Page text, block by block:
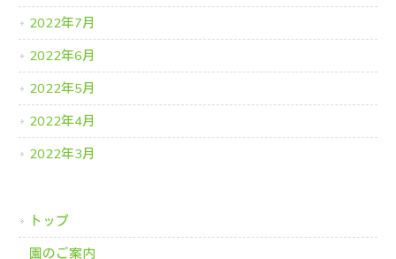
2022年7月
2022年6月
2022年5月
2022年4月
2022年3月
トップ
園のご案内